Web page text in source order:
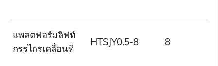
แพลตฟอร์มลิฟท์
กรรไกรเคลื่อนที่
HTSJY0.5-8 8